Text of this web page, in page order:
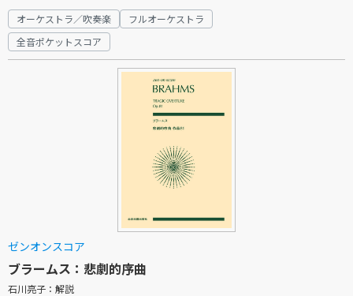
オーケストラ／吹奏楽
フルオーケストラ
全音ポケットスコア
ゼンオンスコア
ブラームス：悲劇的序曲
石川亮子：解説